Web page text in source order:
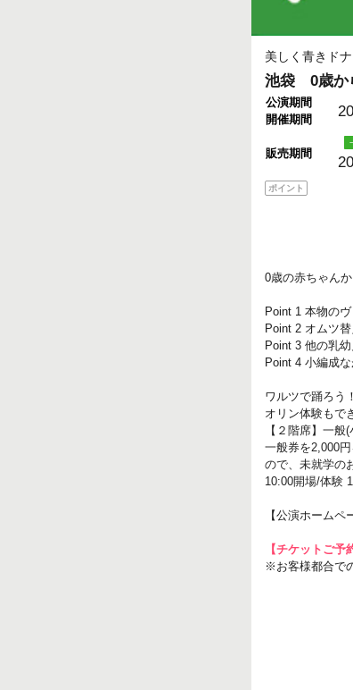
美しく青きドナ
池袋 0歳か
公演期間
開催期間
販売期間
ポイント
0歳の赤ちゃん
Point 1 本物の
Point 2 オムツ
Point 3 他の乳
Point 4 小編成
ワルツで踊ろう
オリン体験もで
【２階席】一
一般券を2,000
ので、未就学の
10:00開場/体験
【公演ホームペ
【チケットご予
※お客様都合で